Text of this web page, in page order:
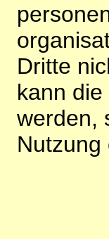
Dritte
kann
werden,
Nutzung